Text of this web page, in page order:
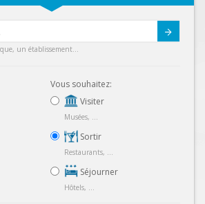
un établissement...
Vous souhaitez:
Visiter
Musées, ...
Sortir
Restaurants, ...
Séjourner
Hôtels, ...